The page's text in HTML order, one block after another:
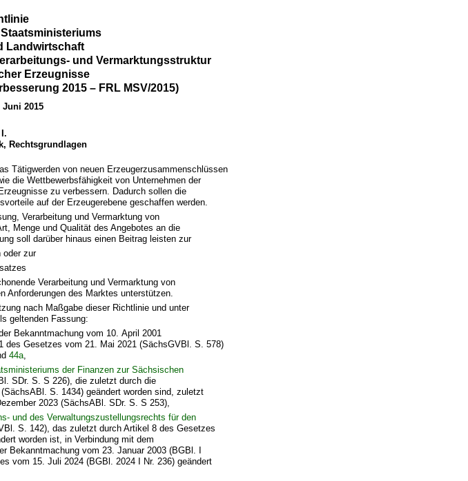
Landwirtschaft
und Vermarktungsstruktur
Erzeugnisse
2015 – FRL MSV/2015)
Juni 2015
I.
Rechtsgrundlagen
Tätigwerden von neuen Erzeugerzusammenschlüssen
die Wettbewerbsfähigkeit von Unternehmen der
zu verbessern. Dadurch sollen die
auf der Erzeugerebene geschaffen werden.
Verarbeitung und Vermarktung von
Menge und Qualität des Angebotes an die
soll darüber hinaus einen Beitrag leisten zur
oder zur
Verarbeitung und Vermarktung von
Anforderungen des Marktes unterstützen.
nach Maßgabe dieser Richtlinie und unter
geltenden Fassung:
Bekanntmachung vom 10. April 2001
Gesetzes vom 21. Mai 2021 (SächsGVBl. S. 578)
44a,
der Finanzen zur Sächsischen
SDr. S. S 226), die zuletzt durch die
S. 1434) geändert worden sind, zuletzt
2023 (SächsABl. SDr. S. S 253),
und des Verwaltungszustellungsrechts für den
S. 142), das zuletzt durch Artikel 8 des Gesetzes
worden ist, in Verbindung mit dem
Bekanntmachung vom 23. Januar 2003 (BGBl. I
vom 15. Juli 2024 (BGBl. 2024 I Nr. 236) geändert